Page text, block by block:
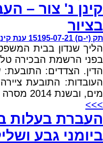
קינן נ' צור –
בציור
תק (י-ם) 15195-07-21 ענת קינן נ' תומר צור (נבו, 31.7.2022)
הליך שנדון בבית
הדין. הצדדים: התובעת:
העובדות: התובעת
מים, ובשנת 2014 מסרה אותו לנתבע ולבת זוגו
>>>
העברת בעלות
ביומני גבע